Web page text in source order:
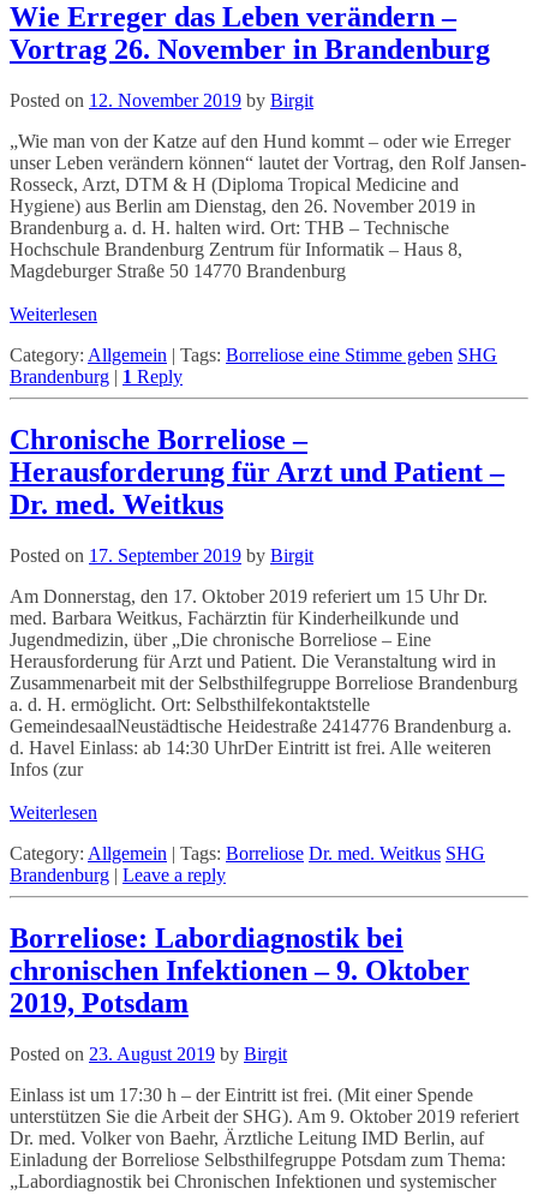
Wie Erreger das Leben verändern –
Vortrag 26. November in Brandenburg
Posted on 12. November 2019 by Birgit
„Wie man von der Katze auf den Hund kommt – oder wie Erreger
unser Leben verändern können“ lautet der Vortrag, den Rolf Jansen-
Rosseck, Arzt, DTM & H (Diploma Tropical Medicine and
Hygiene) aus Berlin am Dienstag, den 26. November 2019 in
Brandenburg a. d. H. halten wird. Ort: THB – Technische
Hochschule Brandenburg Zentrum für Informatik – Haus 8,
Magdeburger Straße 50 14770 Brandenburg
Weiterlesen
Category: Allgemein | Tags: Borreliose eine Stimme geben SHG
Brandenburg | 1 Reply
Chronische Borreliose –
Herausforderung für Arzt und Patient –
Dr. med. Weitkus
Posted on 17. September 2019 by Birgit
Am Donnerstag, den 17. Oktober 2019 referiert um 15 Uhr Dr.
med. Barbara Weitkus, Fachärztin für Kinderheilkunde und
Jugendmedizin, über „Die chronische Borreliose – Eine
Herausforderung für Arzt und Patient. Die Veranstaltung wird in
Zusammenarbeit mit der Selbsthilfegruppe Borreliose Brandenburg
a. d. H. ermöglicht. Ort: Selbsthilfekontaktstelle
GemeindesaalNeustädtische Heidestraße 2414776 Brandenburg a.
d. Havel Einlass: ab 14:30 UhrDer Eintritt ist frei. Alle weiteren
Infos (zur
Weiterlesen
Category: Allgemein | Tags: Borreliose Dr. med. Weitkus SHG
Brandenburg | Leave a reply
Borreliose: Labordiagnostik bei
chronischen Infektionen – 9. Oktober
2019, Potsdam
Posted on 23. August 2019 by Birgit
Einlass ist um 17:30 h – der Eintritt ist frei. (Mit einer Spende
unterstützen Sie die Arbeit der SHG). Am 9. Oktober 2019 referiert
Dr. med. Volker von Baehr, Ärztliche Leitung IMD Berlin, auf
Einladung der Borreliose Selbsthilfegruppe Potsdam zum Thema:
„Labordiagnostik bei Chronischen Infektionen und systemischer